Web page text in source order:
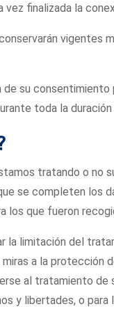
vez finalizada la
vigentes
su
toda la
tratando o no
se completen los
los que fueron
la limitación del
a la protección
al tratamiento
y libertades, o